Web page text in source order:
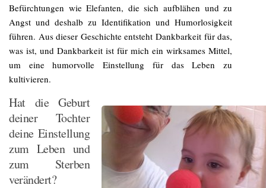
Befürchtungen wie Elefanten, die sich aufblähen und zu
Angst und deshalb zu Identifikation und Humorlosigkeit
führen. Aus dieser Geschichte entsteht Dankbarkeit für das,
was ist, und Dankbarkeit ist für mich ein wirksames Mittel,
um eine humorvolle Einstellung für das Leben zu
kultivieren.
Hat die Geburt
deiner Tochter
deine Einstellung
zum Leben und
zum Sterben
verändert?